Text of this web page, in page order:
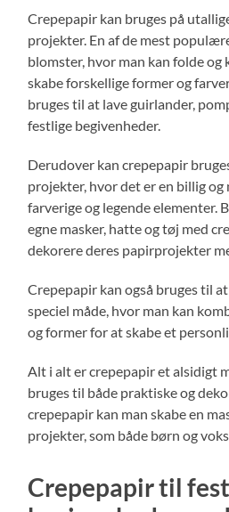
Crepepapir kan bruges på
projekter. En af de mest
blomster, hvor man kan folde
skabe forskellige former og
bruges til at lave guirlander,
festlige begivenheder.
Derudover kan crepepapir
projekter, hvor det er en billig og
farverige og legende elementer.
egne masker, hatte og tøj med
dekorere deres papirprojekter
Crepepapir kan også bruges til
speciel måde, hvor man kan
og former for at skabe et
Alt i alt er crepepapir et alsidigt
bruges til både praktiske og
crepepapir kan man skabe en
projekter, som både børn og
Crepepapir til